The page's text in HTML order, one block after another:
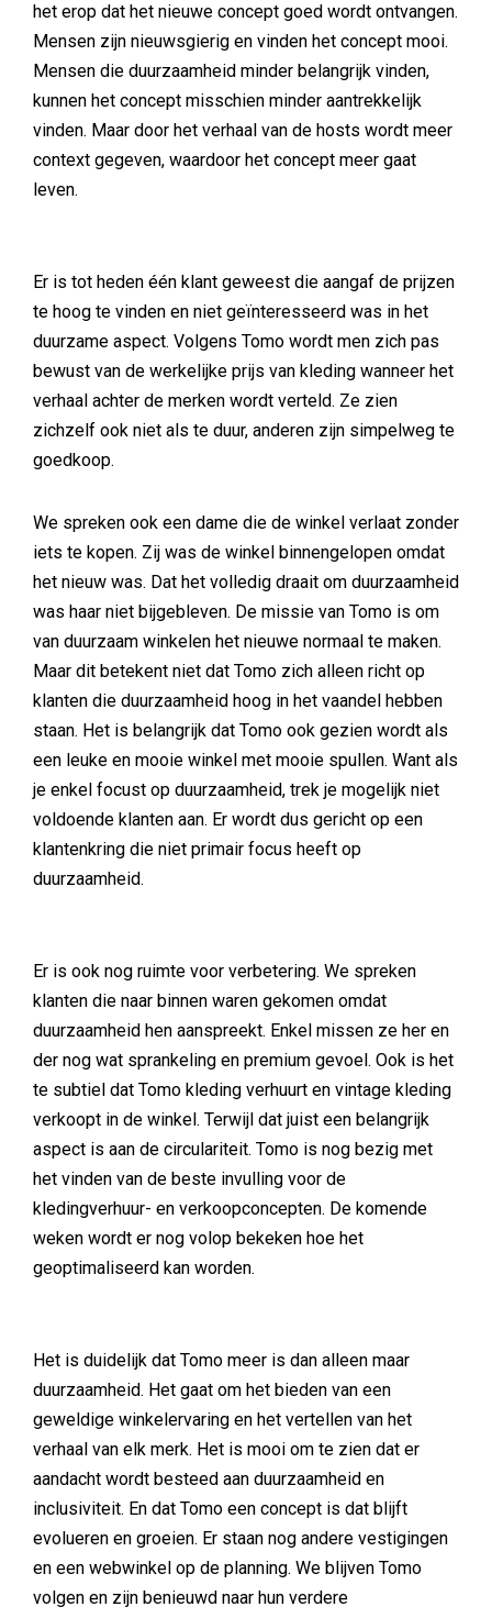
het erop dat het nieuwe concept goed wordt ontvangen.
Mensen zijn nieuwsgierig en vinden het concept mooi.
Mensen die duurzaamheid minder belangrijk vinden,
kunnen het concept misschien minder aantrekkelijk
vinden. Maar door het verhaal van de hosts wordt meer
context gegeven, waardoor het concept meer gaat
leven.
Er is tot heden één klant geweest die aangaf de prijzen
te hoog te vinden en niet geïnteresseerd was in het
duurzame aspect. Volgens Tomo wordt men zich pas
bewust van de werkelijke prijs van kleding wanneer het
verhaal achter de merken wordt verteld. Ze zien
zichzelf ook niet als te duur, anderen zijn simpelweg te
goedkoop.
We spreken ook een dame die de winkel verlaat zonder
iets te kopen. Zij was de winkel binnengelopen omdat
het nieuw was. Dat het volledig draait om duurzaamheid
was haar niet bijgebleven. De missie van Tomo is om
van duurzaam winkelen het nieuwe normaal te maken.
Maar dit betekent niet dat Tomo zich alleen richt op
klanten die duurzaamheid hoog in het vaandel hebben
staan. Het is belangrijk dat Tomo ook gezien wordt als
een leuke en mooie winkel met mooie spullen. Want als
je enkel focust op duurzaamheid, trek je mogelijk niet
voldoende klanten aan. Er wordt dus gericht op een
klantenkring die niet primair focus heeft op
duurzaamheid.
Er is ook nog ruimte voor verbetering. We spreken
klanten die naar binnen waren gekomen omdat
duurzaamheid hen aanspreekt. Enkel missen ze her en
der nog wat sprankeling en premium gevoel. Ook is het
te subtiel dat Tomo kleding verhuurt en vintage kleding
verkoopt in de winkel. Terwijl dat juist een belangrijk
aspect is aan de circulariteit. Tomo is nog bezig met
het vinden van de beste invulling voor de
kledingverhuur- en verkoopconcepten. De komende
weken wordt er nog volop bekeken hoe het
geoptimaliseerd kan worden.
Het is duidelijk dat Tomo meer is dan alleen maar
duurzaamheid. Het gaat om het bieden van een
geweldige winkelervaring en het vertellen van het
verhaal van elk merk. Het is mooi om te zien dat er
aandacht wordt besteed aan duurzaamheid en
inclusiviteit. En dat Tomo een concept is dat blijft
evolueren en groeien. Er staan nog andere vestigingen
en een webwinkel op de planning. We blijven Tomo
volgen en zijn benieuwd naar hun verdere